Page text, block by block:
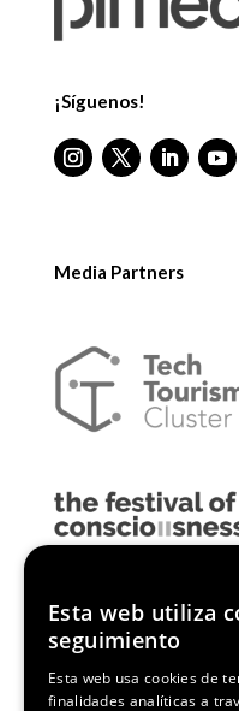
¡Síguenos!
Media Partners
Esta web utiliza
seguimiento
Esta web usa cookies de
finalidades analíticas a